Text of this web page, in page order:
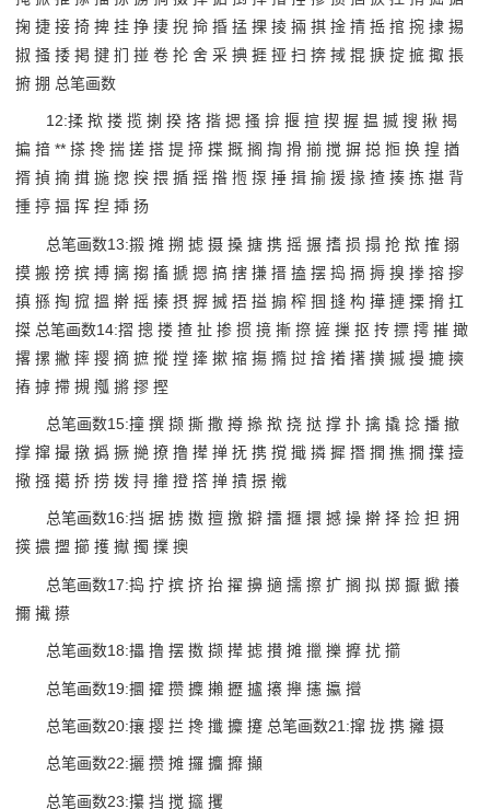
掬 捷 接 掎 捭 挂 挣 捿 掜 掵 捪 掹 捰 掕 掚 掑 捦 掅 捳 捾 捥 捸 掦
掓 掻 捼 掲 揵 扪 掽 卷 抡 舍 采 捵 捱 挜 扫 捹 掝 掍 掶 掟 掋 掫 掁
捬 掤 总笔画数
12:揉 揿 搂 揽 揦 揆 揢 揩 揌 搔 揜 揠 揎 揳 握 揾 揻 搜 揪 揭
揙 揞 ** 搽 搀 揣 搓 搭 提 揥 揲 摡 搁 揈 搰 揃 搅 摒 搃 搄 换 揘 揂
揟 揁 揇 搑 揓 揔 揬 揋 揗 揺 揝 揯 揼 捶 揖 揄 援 掾 揸 揍 拣 揕 背
揰 揨 揊 挥 揑 揷 扬
总笔画数13:摋 摊 搠 摅 摄 搡 搪 携 摇 搌 搘 损 搨 抢 揿 搉 搦
摸 搬 搒 摈 搏 摛 搊 搐 搋 摁 搞 搳 搛 搢 搕 摆 捣 搹 搙 搝 搼 搈 摉
搷 搎 掏 搲 搵 擀 摇 搸 摂 搱 搣 捂 搤 搧 榨 掴 摓 构 撶 摙 搮 搚 扛
搩 总笔画数14:摺 摠 搂 揸 扯 掺 掼 摬 摲 摖 摌 摷 抠 抟 摽 摴 摧 撖
撂 摞 撇 摔 撄 摘 摭 摐 摚 撁 摗 摍 摥 撱 挝 摿 撯 擆 撗 摵 摱 摝 摤
摏 摢 摕 摫 摦 摪 摎 摼
总笔画数15:撞 撰 撷 撕 撒 撙 撡 揿 挠 挞 撑 扑 擒 撬 捻 播 撤
撑 撺 撮 撴 撝 撅 撧 撩 撸 撵 掸 抚 携 撹 擑 撛 摨 撍 撋 撨 撊 擛 撎
擏 摾 擖 挢 捞 拨 挦 撪 撜 撘 掸 撌 撔 撠
总笔画数16:挡 据 掳 擞 擅 撽 擗 擂 擓 擐 撼 操 擀 择 捡 担 拥
擌 擃 擝 擳 擭 擜 擉 擈 擙
总笔画数17:捣 拧 摈 挤 抬 擢 擤 擿 擩 擦 扩 搁 拟 掷 擫 擨 攁
擟 擮 攃
总笔画数18:攂 撸 摆 擞 撷 撵 摅 攅 摊 擸 擽 擵 扰 擶
总笔画数19:攌 攉 攒 攈 攋 攊 攎 攐 攑 攇 攍 攚
总笔画数20:攘 撄 拦 搀 攕 攗 攓 总笔画数21:撺 拢 携 攡 摄
总笔画数22:攦 攒 摊 攞 攟 攠 攧
总笔画数23:攥 挡 搅 攨 攫